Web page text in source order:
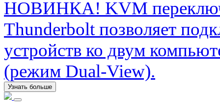
НОВИНКА! KVM
Thunderbolt позволяет
устройств ко двум
(режим Dual-View).
Узнать больше